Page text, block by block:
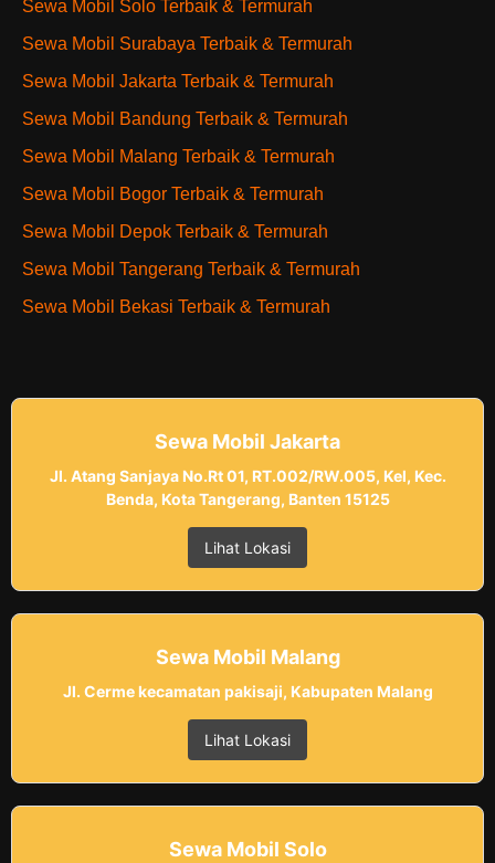
Sewa Mobil Solo Terbaik & Termurah
Sewa Mobil Surabaya Terbaik & Termurah
Sewa Mobil Jakarta Terbaik & Termurah
Sewa Mobil Bandung Terbaik & Termurah
Sewa Mobil Malang Terbaik & Termurah
Sewa Mobil Bogor Terbaik & Termurah
Sewa Mobil Depok Terbaik & Termurah
Sewa Mobil Tangerang Terbaik & Termurah
Sewa Mobil Bekasi Terbaik & Termurah
Sewa Mobil Jakarta
Jl. Atang Sanjaya No.Rt 01, RT.002/RW.005, Kel, Kec.
Benda, Kota Tangerang, Banten 15125
Lihat Lokasi
Sewa Mobil Malang
Jl. Cerme kecamatan pakisaji, Kabupaten Malang
Lihat Lokasi
Sewa Mobil Solo